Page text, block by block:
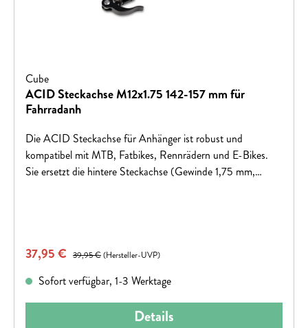
Cube
ACID Steckachse M12x1.75 142-157 mm für
Fahrradanh
Die ACID Steckachse für Anhänger ist robust und
kompatibel mit MTB, Fatbikes, Rennrädern und E-Bikes.
Sie ersetzt die hintere Steckachse (Gewinde 1,75 mm,
Verkaufspreis:
37,95 € Regulärer Preis:
39,95 €(Hersteller-UVP)
Sofort verfügbar, 1-3 Werktage
Details